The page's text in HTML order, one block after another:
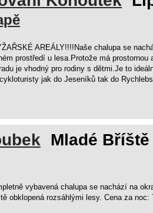
AREÁLY!!!!Naše chalupa se
prostředí u lesa.Protože má prostornou
je vhodný pro rodiny s dětmi.Je to
jak do Jeseníků tak do
Mladé
vybavená chalupa se nachází na
obklopená rozsáhlými lesy. Cena za